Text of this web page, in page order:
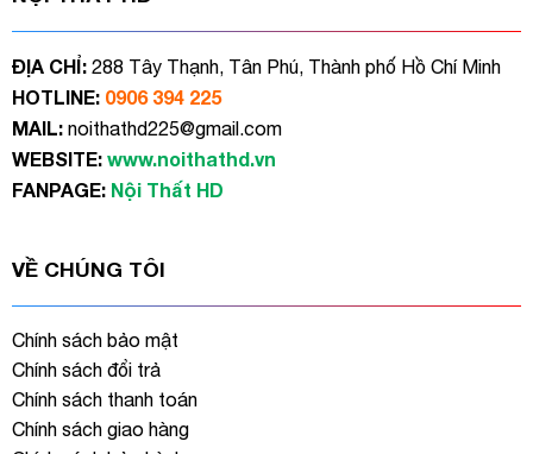
ĐỊA CHỈ:288 Tây Thạnh, Tân Phú, Thành phố Hồ Chí Minh
HOTLINE: 0906 394 225
MAIL:noithathd225@gmail.com
WEBSITE: www.noithathd.vn
FANPAGE: Nội Thất HD
VỀ CHÚNG TÔI
Chính sách bảo mật
Chính sách đổi trả
Chính sách thanh toán
Chính sách giao hàng